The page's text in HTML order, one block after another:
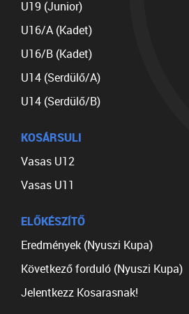
U19 (Junior)
U16/A (Kadet)
U16/B (Kadet)
U14 (Serdülő/A)
U14 (Serdülő/B)
KOSÁRSULI
Vasas U12
Vasas U11
ELŐKÉSZÍTŐ
Eredmények (Nyuszi Kupa)
Következő forduló (Nyuszi Kupa)
Jelentkezz Kosarasnak!